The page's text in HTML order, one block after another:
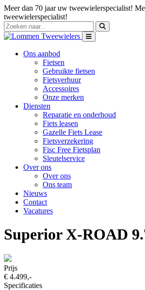
Meer dan 70 jaar uw tweewielerspecialist!
tweewielerspecialist!
Ons aanbod
Fietsen
Gebruikte fietsen
Fietsverhuur
Accessoires
Onze merken
Diensten
Reparatie en onderhoud
Fiets leasen
Gazelle Fiets Lease
Fietsverzekering
Fisc Free Fietsplan
Sleutelservice
Over ons
Over ons
Ons team
Nieuws
Contact
Vacatures
Superior X-ROAD
Prijs
€ 4.499,-
Specificaties